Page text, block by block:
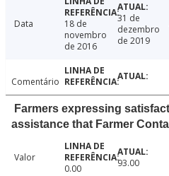
Data
18 de
novembro
de 2016
31 de
dezembro
de 2019
Comentário
Farmers expressing
assistance that Farmer
Valor
0.00
93.00